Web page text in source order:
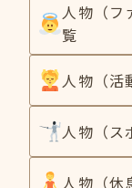
人物（フ
覧
人物（活
人物（ス
人物（休